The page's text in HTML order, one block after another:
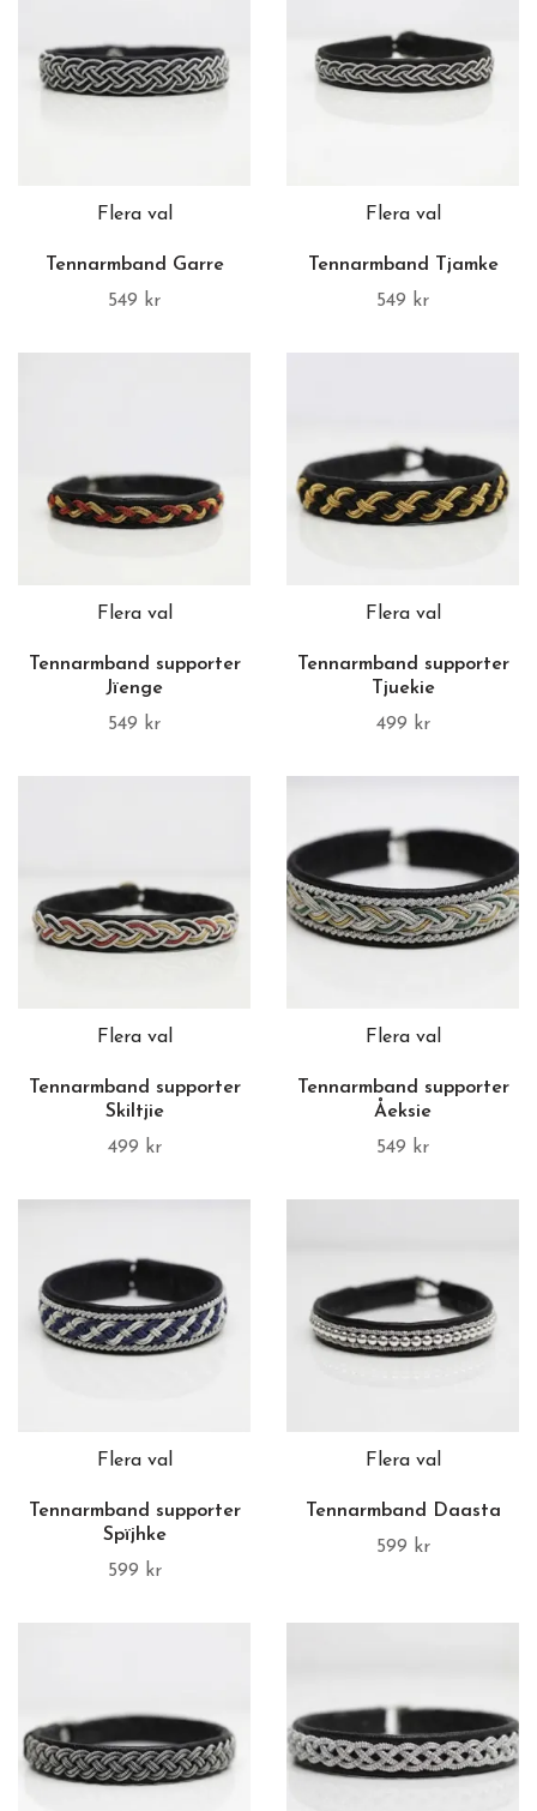
Flera val
Tennarmband Garre
549 kr
Flera val
Tennarmband Tjamke
549 kr
Flera val
Tennarmband supporter
Jïenge
549 kr
Flera val
Tennarmband supporter
Tjuekie
499 kr
Flera val
Tennarmband supporter
Skiltjie
499 kr
Flera val
Tennarmband supporter
Åeksie
549 kr
Flera val
Tennarmband supporter
Spïjhke
599 kr
Flera val
Tennarmband Daasta
599 kr